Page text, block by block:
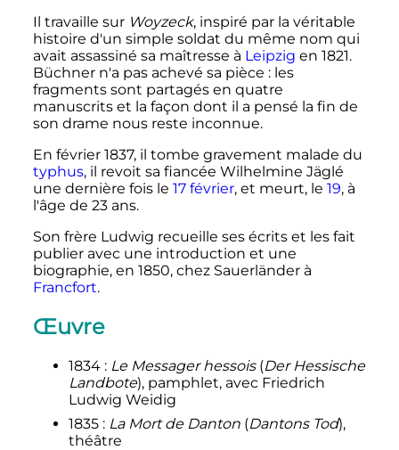
Il travaille sur Woyzeck, inspiré par la véritable
histoire d'un simple soldat du même nom qui
avait assassiné sa maîtresse à Leipzig en 1821.
Büchner n'a pas achevé sa pièce : les
fragments sont partagés en quatre
manuscrits et la façon dont il a pensé la fin de
son drame nous reste inconnue.
En février 1837, il tombe gravement malade du
typhus, il revoit sa fiancée Wilhelmine Jäglé
une dernière fois le 17 février, et meurt, le 19, à
l'âge de 23 ans.
Son frère Ludwig recueille ses écrits et les fait
publier avec une introduction et une
biographie, en 1850, chez Sauerländer à
Francfort.
Œuvre
1834 : Le Messager hessois(Der Hessische
Landbote), pamphlet, avec Friedrich
Ludwig Weidig
1835 : La Mort de Danton(Dantons Tod),
théâtre